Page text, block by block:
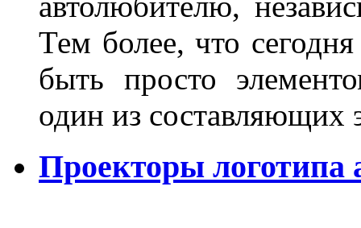
Тем более, что сегодня
быть просто
один из
Проекторы логотипа